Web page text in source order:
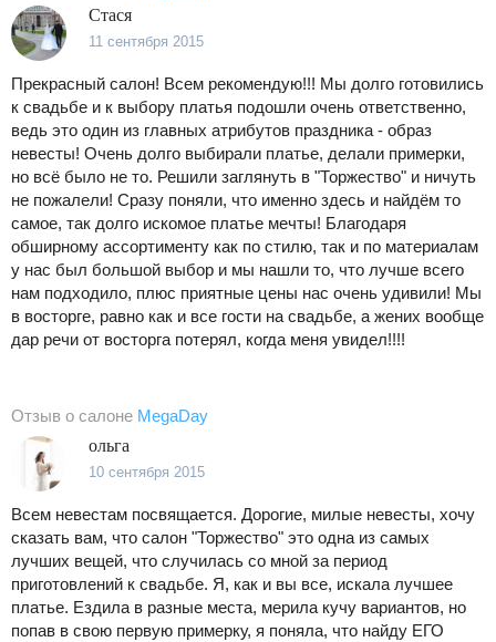
Стася
11 сентября 2015
Прекрасный салон! Всем рекомендую!!! Мы долго готовились
к свадьбе и к выбору платья подошли очень ответственно,
ведь это один из главных атрибутов праздника - образ
невесты! Очень долго выбирали платье, делали примерки,
но всё было не то. Решили заглянуть в "Торжество" и ничуть
не пожалели! Сразу поняли, что именно здесь и найдём то
самое, так долго искомое платье мечты! Благодаря
обширному ассортименту как по стилю, так и по материалам
у нас был большой выбор и мы нашли то, что лучше всего
нам подходило, плюс приятные цены нас очень удивили! Мы
в восторге, равно как и все гости на свадьбе, а жених вообще
дар речи от восторга потерял, когда меня увидел!!!!
Отзыв о салоне MegaDay
ольга
10 сентября 2015
Всем невестам посвящается. Дорогие, милые невесты, хочу
сказать вам, что салон "Торжество" это одна из самых
лучших вещей, что случилась со мной за период
приготовлений к свадьбе. Я, как и вы все, искала лучшее
платье. Ездила в разные места, мерила кучу вариантов, но
попав в свою первую примерку, я поняла, что найду ЕГО